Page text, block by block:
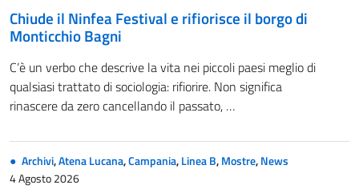
Chiude il Ninfea Festival e rifiorisce il borgo di
Monticchio Bagni
C’è un verbo che descrive la vita nei piccoli paesi meglio di
qualsiasi trattato di sociologia: rifiorire. Non significa
rinascere da zero cancellando il passato, …
Archivi,Atena Lucana,Campania,Linea B,Mostre,News
4 Agosto 2026